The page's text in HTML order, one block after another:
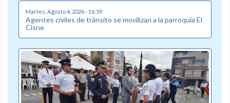
Martes, Agosto 4, 2026 - 16:59
Agentes civiles de tránsito se movilizan a la parroquia El
Cisne